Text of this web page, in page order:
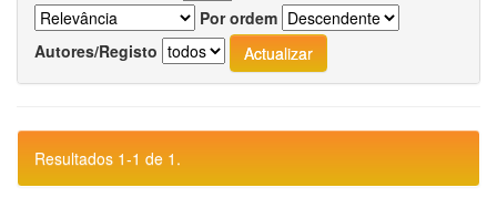
Por ordem
Autores/Registo
Resultados 1-1 de 1.